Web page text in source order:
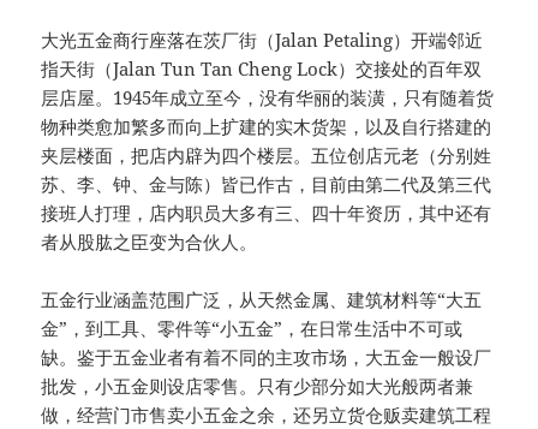
大光五金商行座落在茨厂街（Jalan Petaling）开端邻近
指天街（Jalan Tun Tan Cheng Lock）交接处的百年双
层店屋。1945年成立至今，没有华丽的装潢，只有随着货
物种类愈加繁多而向上扩建的实木货架，以及自行搭建的
夹层楼面，把店内辟为四个楼层。五位创店元老（分别姓
苏、李、钟、金与陈）皆已作古，目前由第二代及第三代
接班人打理，店内职员大多有三、四十年资历，其中还有
者从股肱之臣变为合伙人。
五金行业涵盖范围广泛，从天然金属、建筑材料等“大五
金”，到工具、零件等“小五金”，在日常生活中不可或
缺。鉴于五金业者有着不同的主攻市场，大五金一般设厂
批发，小五金则设店零售。只有少部分如大光般两者兼
做，经营门市售卖小五金之余，还另立货仓贩卖建筑工程